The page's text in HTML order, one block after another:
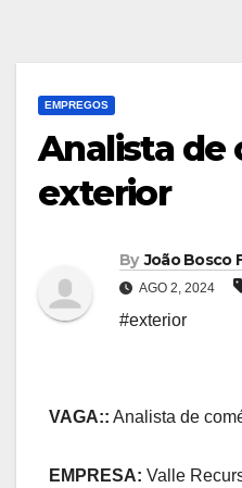
EMPREGOS
Analista de
exterior
By João Bosco
AGO 2, 2024
#exterior
VAGA:: Analista de
EMPRESA: Valle